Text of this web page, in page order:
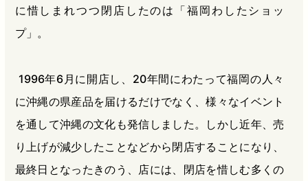
に惜しまれつつ閉店したのは「福岡わしたショッ
プ」。
1996年6月に開店し、20年間にわたって福岡の人々
に沖縄の県産品を届けるだけでなく、様々なイベント
を通して沖縄の文化も発信しました。しかし近年、売
り上げが減少したことなどから閉店することになり、
最終日となったきのう、店には、閉店を惜しむ多くの